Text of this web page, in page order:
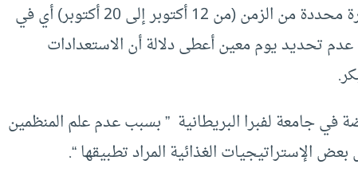
قام المنظمون بالتحضير لهذه المحاولة في فترة محددة من الزمن (من 12 أكتوبر إلى 20 أكتوبر) أي في
تحديد يوم معين أعطى دلالة أن الاستعدادات
في جامعة لفبرا البريطانية ” بسبب عدم علم المنظمين
الإستراتيجيات الغذائية المراد تطبيقها “.